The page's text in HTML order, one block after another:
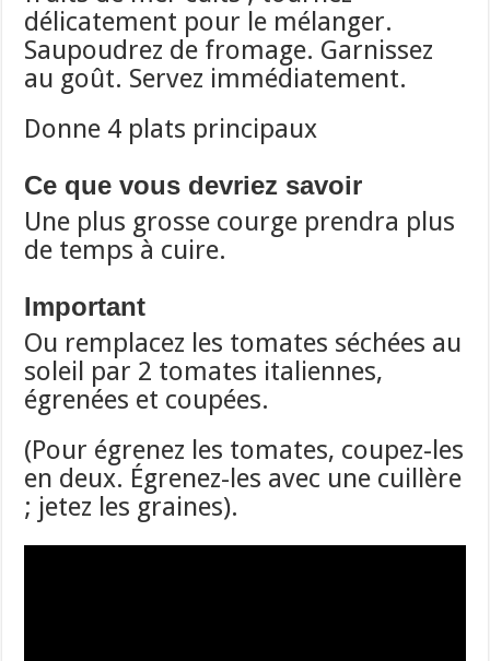
délicatement pour le mélanger.
Saupoudrez de fromage. Garnissez
au goût. Servez immédiatement.
Donne 4 plats principaux
Ce que vous devriez savoir
Une plus grosse courge prendra plus
de temps à cuire.
Important
Ou remplacez les tomates séchées au
soleil par 2 tomates italiennes,
égrenées et coupées.
(Pour égrenez les tomates, coupez-les
en deux. Égrenez-les avec une cuillère
; jetez les graines).